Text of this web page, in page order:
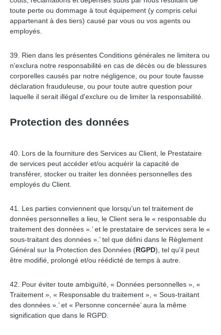
toute perte ou dommage à tout équipement (y compris celui
appartenant à des tiers) causé par vous ou vos agents ou
employés.
39. Rien dans les présentes Conditions générales ne limitera ou
n'exclura notre responsabilité en cas de décès ou de blessures
corporelles causés par notre négligence, ou pour toute fausse
déclaration frauduleuse, ou pour toute autre question pour
laquelle il serait illégal d'exclure ou de limiter la responsabilité.
Protection des données
40. Lors de la fourniture des Services au Client, le Prestataire
de services peut accéder et/ou acquérir la capacité de
transférer, stocker ou traiter les données personnelles des
employés du Client.
41. Les parties conviennent que lorsqu'un tel traitement de
données personnelles a lieu, le Client sera le « responsable du
traitement des données ».’ et le prestataire de services sera le «
sous-traitant des données ».’ tel que défini dans le Règlement
Général sur la Protection des Données (RGPD), tel qu'il peut
être modifié, prolongé et/ou réédicté de temps à autre.
42. Pour éviter toute ambiguïté, « Données personnelles », «
Traitement », « Responsable du traitement », « Sous-traitant
des données ».’ et « Personne concernée’ aura la même
signification que dans le RGPD.